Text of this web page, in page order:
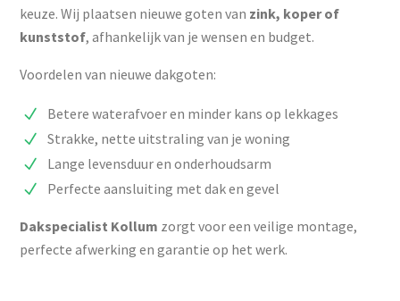
keuze. Wij plaatsen nieuwe goten van zink, koper of
kunststof, afhankelijk van je wensen en budget.
Voordelen van nieuwe dakgoten:
Betere waterafvoer en minder kans op lekkages
Strakke, nette uitstraling van je woning
Lange levensduur en onderhoudsarm
Perfecte aansluiting met dak en gevel
Dakspecialist Kollum zorgt voor een veilige montage,
perfecte afwerking en garantie op het werk.